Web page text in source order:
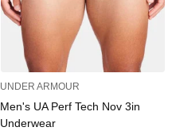
UNDER ARMOUR
Men's UA Perf Tech Nov 3in
Underwear